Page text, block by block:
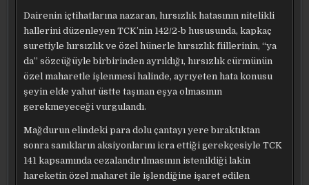
Dairenin içtihatlarına nazaran, hırsızlık hatasının nitelikli
hallerini düzenleyen TCK’nin 142/2-b hususunda, kapkaç
suretiyle hırsızlık ve özel hünerle hırsızlık fiillerinin, “ya
da” sözcüğüyle birbirinden ayrıldığı, hırsızlık cürmünün
özel maharetle işlenmesi halinde, ayrıyeten hata konusu
şeyin elde yahut üstte taşınan eşya olmasının
gerekmeyeceği vurgulandı.
Mağdurun elindeki para dolu çantayı yere bıraktıktan
sonra sanıkların aksiyonlarını icra ettiği gerekçesiyle TCK
141 kapsamında cezalandırılmasının istenildiği lakin
hareketin özel maharet ile işlendiğine işaret edilen